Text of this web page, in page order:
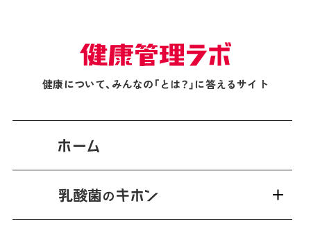
健康について、みんなの「とは？」に答えるサイト
乳酸菌の